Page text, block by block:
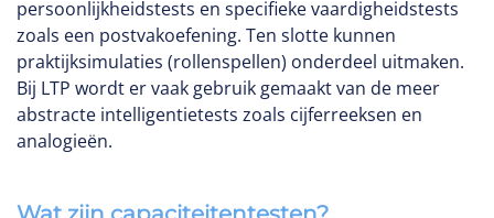
persoonlijkheidstests en specifieke vaardigheidstests
zoals een postvakoefening. Ten slotte kunnen
praktijksimulaties (rollenspellen) onderdeel uitmaken.
Bij LTP wordt er vaak gebruik gemaakt van de meer
abstracte intelligentietests zoals cijferreeksen en
analogieën.